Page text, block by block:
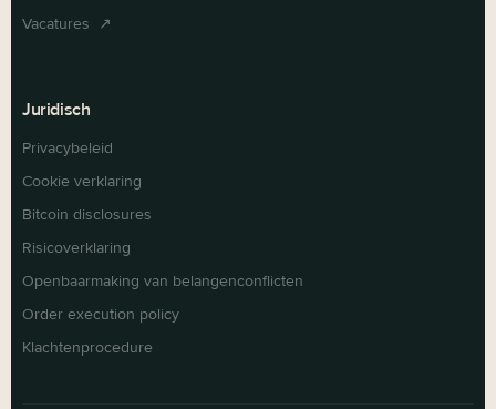
Vacatures ↗
Juridisch
Privacybeleid
Cookie verklaring
Bitcoin disclosures
Risicoverklaring
Openbaarmaking van belangenconflicten
Order execution policy
Klachtenprocedure